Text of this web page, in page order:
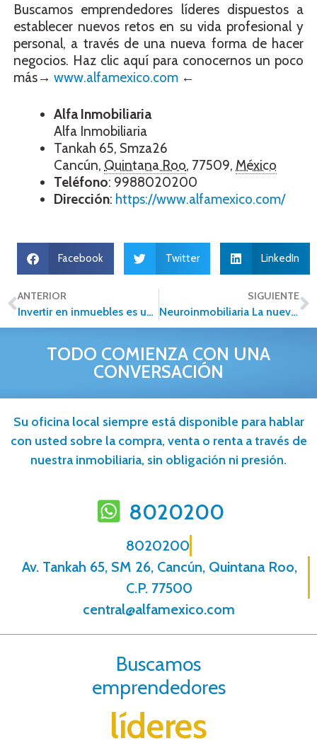
Buscamos emprendedores líderes dispuestos a
establecer nuevos retos en su vida profesional y
personal, a través de una nueva forma de hacer
negocios. Haz clic aquí para conocernos un poco
más→ www.alfamexico.com ←
Alfa Inmobiliaria
Alfa Inmobiliaria
Tankah 65, Smza26
Cancún, Quintana Roo, 77509, México
Teléfono: 9988020200
Dirección: https://www.alfamexico.com/
Facebook Twitter LinkedIn
ANTERIOR
Invertir en inmuebles es una buena apuesta a futuro
SIGUIENTE
Neuroinmobiliaria La nueva forma de vender propiedades.
TODO COMIENZA CON UNA
CONVERSACIÓN
Su oficina local siempre está disponible para hablar
con usted sobre la compra, venta o renta a través de
nuestra inmobiliaria, sin obligación ni presión.
8020200
8020200
Av. Tankah 65, SM 26, Cancún, Quintana Roo,
C.P. 77500
central@alfamexico.com
Buscamos
emprendedores
líderes